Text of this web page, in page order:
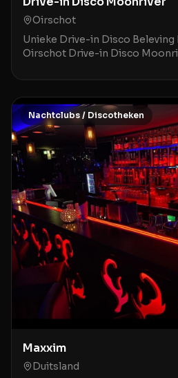
Oirschot
Unieke Drive-in Disco
Oirschot Drive-in Disco
retro v
Nachtclubs / Discotheken
Maxxim
Duitsland